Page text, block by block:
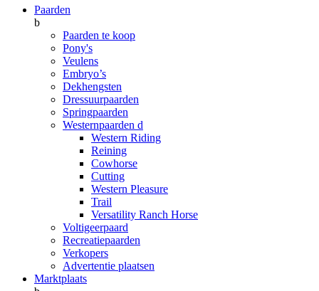
Paarden
b
Paarden te koop
Pony's
Veulens
Embryo’s
Dekhengsten
Dressuurpaarden
Springpaarden
Westernpaarden d
Western Riding
Reining
Cowhorse
Cutting
Western Pleasure
Trail
Versatility Ranch Horse
Voltigeerpaard
Recreatiepaarden
Verkopers
Advertentie plaatsen
Marktplaats